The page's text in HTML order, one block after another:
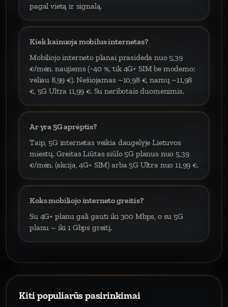
pagal vietą ir signalą.
Kiek kainuoja mobilus internetas?
Mobiliojo interneto planai prasideda nuo 5,39
€/mėn. naujiems (−40 %, tik 4G+ SIM be modemo;
vėliau 8,99 €). Nešiojamas ~10,98 €, namų ~11,98
€, 5G Ultra 11,99 €. Su neribotais duomenimis.
Ar yra 5G aprėptis?
Taip, 5G internetas veikia daugelyje Lietuvos
miestų. Greitas Liūtas siūlo 5G planus nuo 5,39
€/mėn. (akcija, 4G+ SIM) arba 5G Ultra nuo 11,99 €.
Koks mobiliojo interneto greitis?
Su 4G+ planu gali gauti iki 300 Mbps, o su 5G
planu – iki 1 Gbps greitį.
Kiti populiarūs pasirinkimai